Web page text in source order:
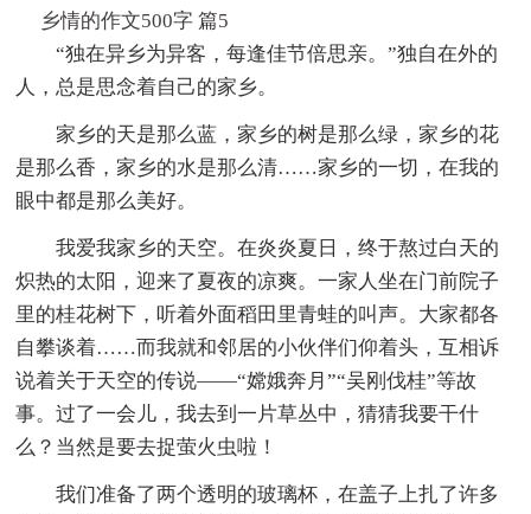
乡情的作文500字 篇5
“独在异乡为异客，每逢佳节倍思亲。”独自在外的
人，总是思念着自己的家乡。
家乡的天是那么蓝，家乡的树是那么绿，家乡的花
是那么香，家乡的水是那么清……家乡的一切，在我的
眼中都是那么美好。
我爱我家乡的天空。在炎炎夏日，终于熬过白天的
炽热的太阳，迎来了夏夜的凉爽。一家人坐在门前院子
里的桂花树下，听着外面稻田里青蛙的叫声。大家都各
自攀谈着……而我就和邻居的小伙伴们仰着头，互相诉
说着关于天空的传说——“嫦娥奔月”“吴刚伐桂”等故
事。过了一会儿，我去到一片草丛中，猜猜我要干什
么？当然是要去捉萤火虫啦！
我们准备了两个透明的玻璃杯，在盖子上扎了许多